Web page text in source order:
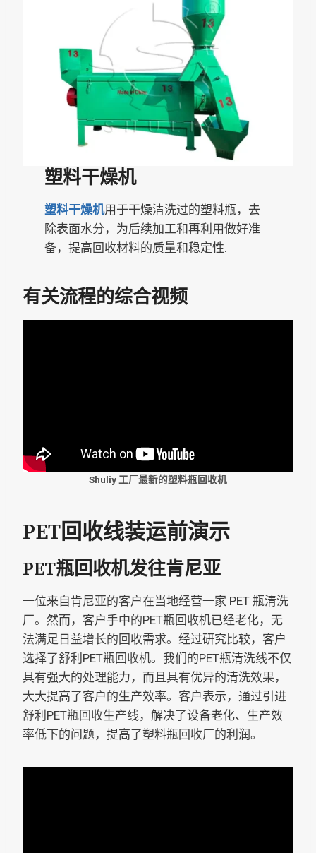
塑料干燥机
塑料干燥机用于干燥清洗过的塑料瓶，去
除表面水分，为后续加工和再利用做好准
备，提高回收材料的质量和稳定性.
有关流程的综合视频
Shuliy 工厂最新的塑料瓶回收机
PET回收线装运前演示
PET瓶回收机发往肯尼亚
一位来自肯尼亚的客户在当地经营一家 PET 瓶清洗
厂。然而，客户手中的PET瓶回收机已经老化，无
法满足日益增长的回收需求。经过研究比较，客户
选择了舒利PET瓶回收机。我们的PET瓶清洗线不仅
具有强大的处理能力，而且具有优异的清洗效果，
大大提高了客户的生产效率。客户表示，通过引进
舒利PET瓶回收生产线，解决了设备老化、生产效
率低下的问题，提高了塑料瓶回收厂的利润。